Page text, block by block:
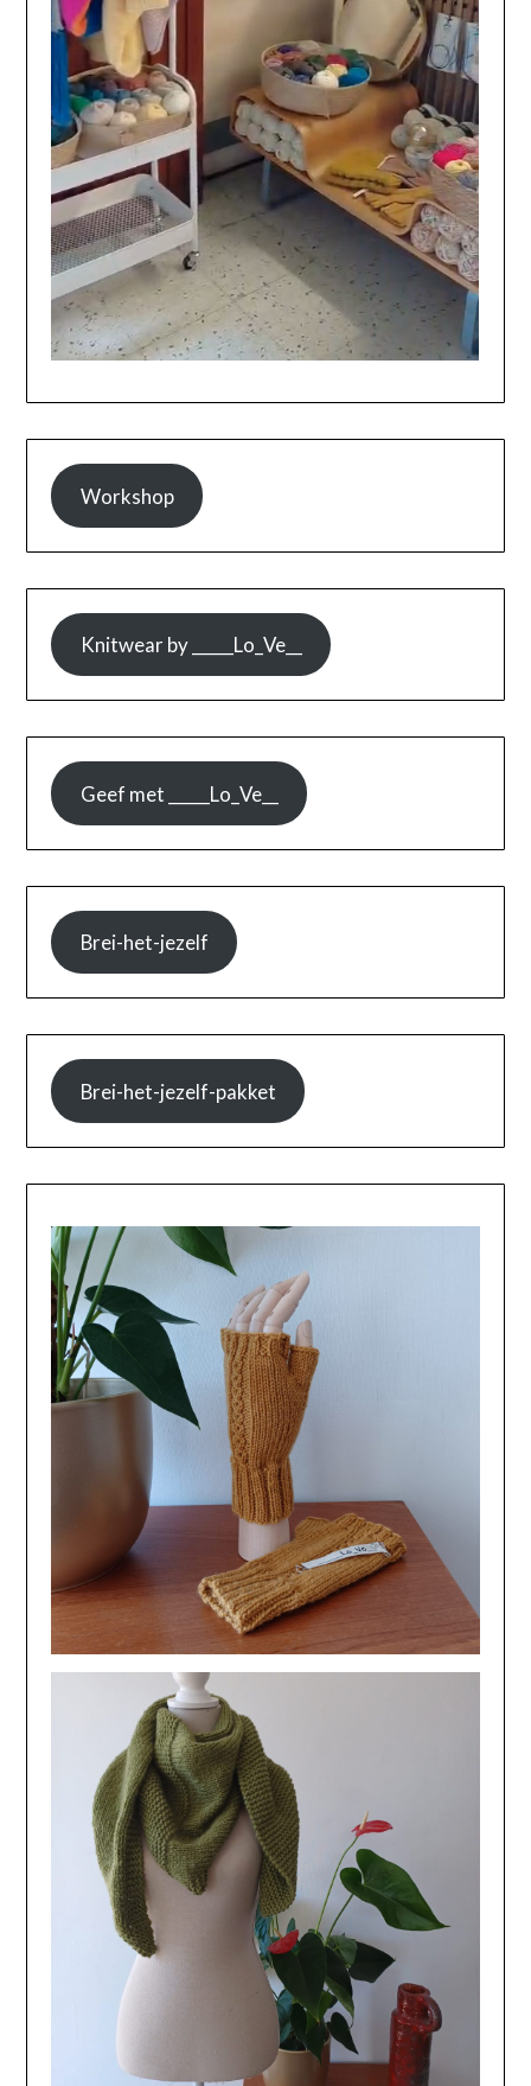
Workshop
Knitwear by _____Lo_Ve__
Geef met _____Lo_Ve__
Brei-het-jezelf
Brei-het-jezelf-pakket